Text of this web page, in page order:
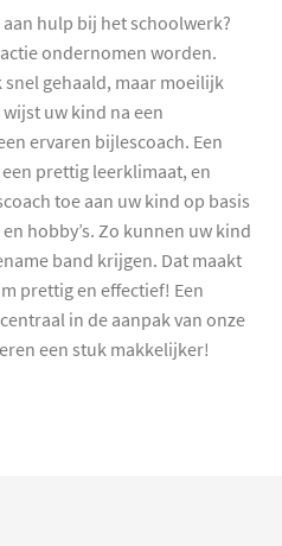
hulp bij het schoolwerk?
ondernomen worden.
gehaald, maar moeilijk
uw kind na een
ervaren bijlescoach. Een
prettig leerklimaat, en
toe aan uw kind op basis
hobby’s. Zo kunnen uw kind
band krijgen. Dat maakt
prettig en effectief! Een
in de aanpak van onze
een stuk makkelijker!